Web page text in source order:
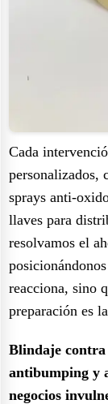
Cada
personalizados,
sprays anti-
llaves para
resolvamos el
reacciona, sino
preparación es
Blindaje contra
antibumping y
negocios